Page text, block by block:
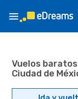
Vuelos
Ciudad de